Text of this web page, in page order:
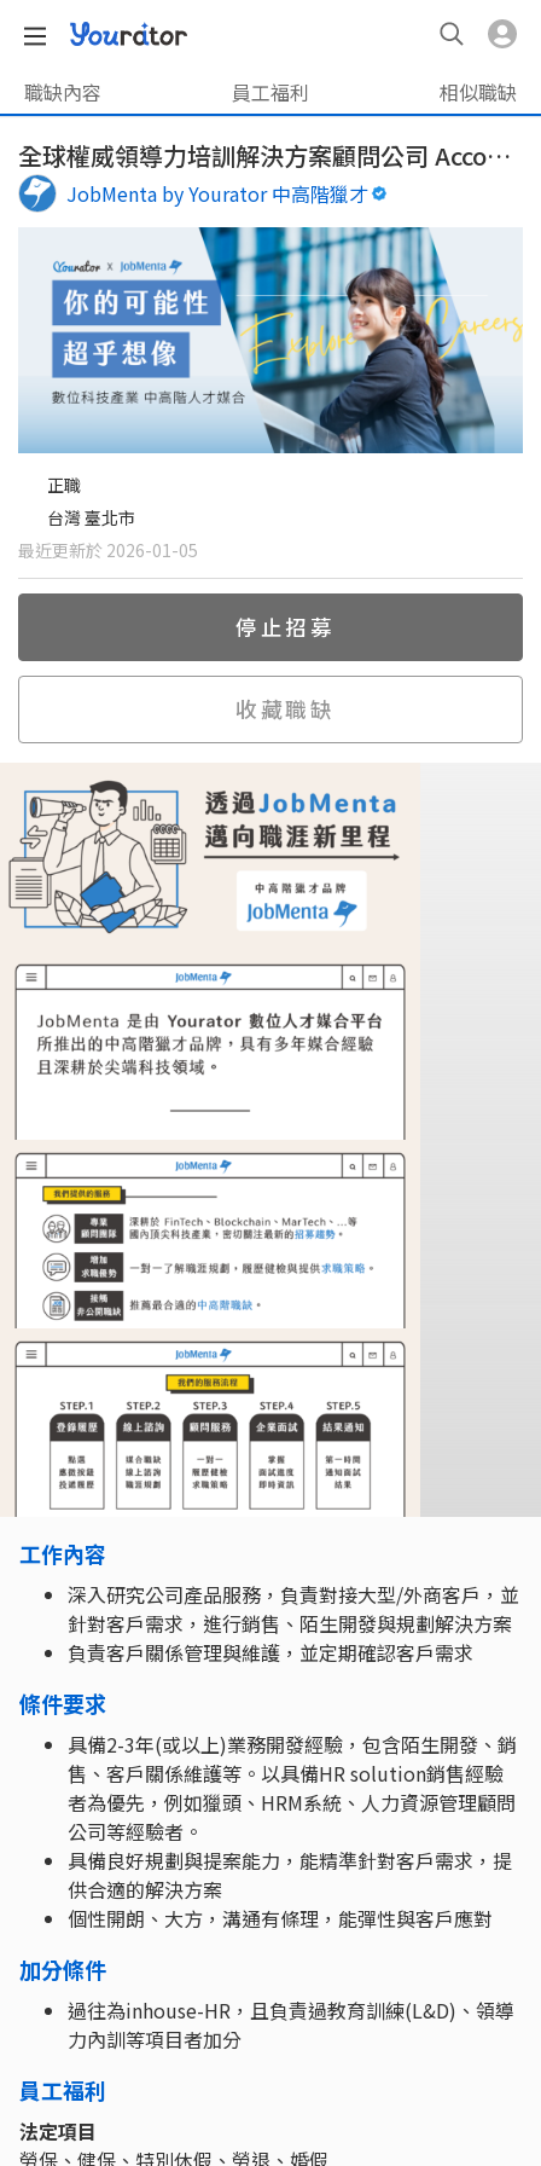
職缺內容 員工福利 相似職缺
全球權威領導力培訓解決方案顧問公司 Account Manager(Sales-role!)
JobMenta by Yourator 中高階獵才
正職
台灣 臺北市
最近更新於 2026-01-05
停止招募
收藏職缺
工作內容
深入研究公司產品服務，負責對接大型/外商客戶，並
針對客戶需求，進行銷售、陌生開發與規劃解決方案
負責客戶關係管理與維護，並定期確認客戶需求
條件要求
具備2-3年(或以上)業務開發經驗，包含陌生開發、銷
售、客戶關係維護等。以具備HR solution銷售經驗
者為優先，例如獵頭、HRM系統、人力資源管理顧問
公司等經驗者。
具備良好規劃與提案能力，能精準針對客戶需求，提
供合適的解決方案
個性開朗、大方，溝通有條理，能彈性與客戶應對
加分條件
過往為inhouse-HR，且負責過教育訓練(L&D)、領導
力內訓等項目者加分
員工福利
法定項目
勞保、健保、特別休假、勞退、婚假